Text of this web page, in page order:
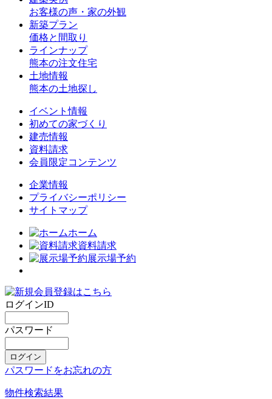
お客様の声・家の外観
新築プラン
価格と間取り
ラインナップ
熊本の注文住宅
土地情報
熊本の土地探し
イベント情報
初めての家づくり
建売情報
資料請求
会員限定コンテンツ
企業情報
プライバシーポリシー
サイトマップ
ホーム
資料請求
展示場予約
ログインID
パスワード
パスワードをお忘れの方
物件検索結果